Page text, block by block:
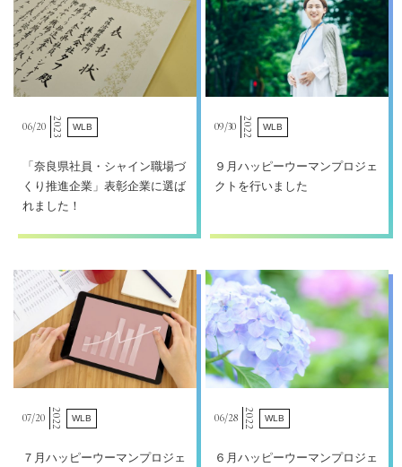
06/20 2023 WLB
「奈良県社員・シャイン職場づ
くり推進企業」表彰企業に選ば
れました！
09/30 2022 WLB
９月ハッピーウーマンプロジェ
クトを行いました
07/20 2022 WLB
７月ハッピーウーマンプロジェ
06/28 2022 WLB
６月ハッピーウーマンプロジェ